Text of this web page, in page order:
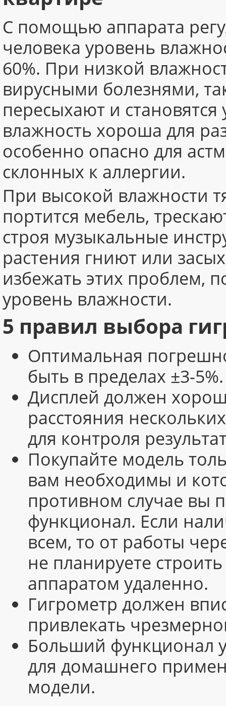
С помощью аппарата
человека уровень
60%. При низкой
вирусными болезнями,
пересыхают и
влажность хороша для
особенно опасно для
склонных к аллергии.
При высокой влажности
портится мебель,
строя музыкальные
растения гниют или
избежать этих проблем,
уровень влажности.
5 правил выбора
Оптимальная
быть в пределах ±3-5%.
Дисплей должен
расстояния
для контроля
Покупайте модель
вам необходимы и
противном случае вы
функционал. Если
всем, то от работы
не планируете
аппаратом удаленно.
Гигрометр должен
привлекать
Больший функционал
для домашнего
модели.